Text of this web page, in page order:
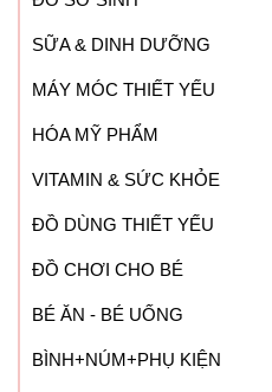
SỮA & DINH DƯỠNG
MÁY MÓC THIẾT YẾU
HÓA MỸ PHẨM
VITAMIN & SỨC KHỎE
ĐỒ DÙNG THIẾT YẾU
ĐỒ CHƠI CHO BÉ
BÉ ĂN - BÉ UỐNG
BÌNH+NÚM+PHỤ KIỆN